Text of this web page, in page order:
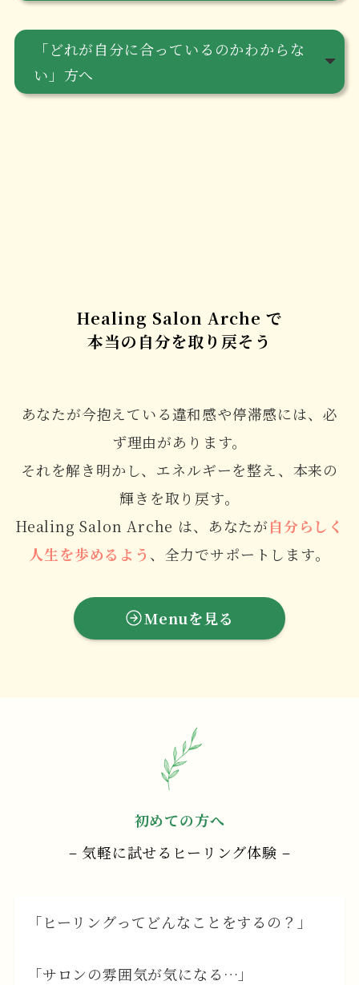
「どれが自分に合っているのかわからな
い」方へ
Healing Salon Arche で
本当の自分を取り戻そう
あなたが今抱えている違和感や停滞感には、必
ず理由があります。
それを解き明かし、エネルギーを整え、本来の
輝きを取り戻す。
Healing Salon Arche は、あなたが自分らしく
人生を歩めるよう 、全力でサポートします。
Menuを見る
初めての方へ
– 気軽に試せるヒーリング体験 –
「ヒーリングってどんなことをするの？」
「サロンの雰囲気が気になる…」